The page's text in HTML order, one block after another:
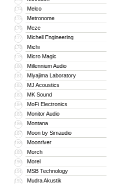
174 Melco
175 Metronome
176 Meze
177 Michell Engineering
178 Michi
179 Micro Magic
180 Millennium Audio
181 Miyajima Laboratory
182 MJ Acoustics
183 MK Sound
184 MoFi Electronics
185 Monitor Audio
186 Montana
187 Moon by Simaudio
188 Moonriver
189 Morch
190 Morel
191 MSB Technology
192 Mudra Akustik